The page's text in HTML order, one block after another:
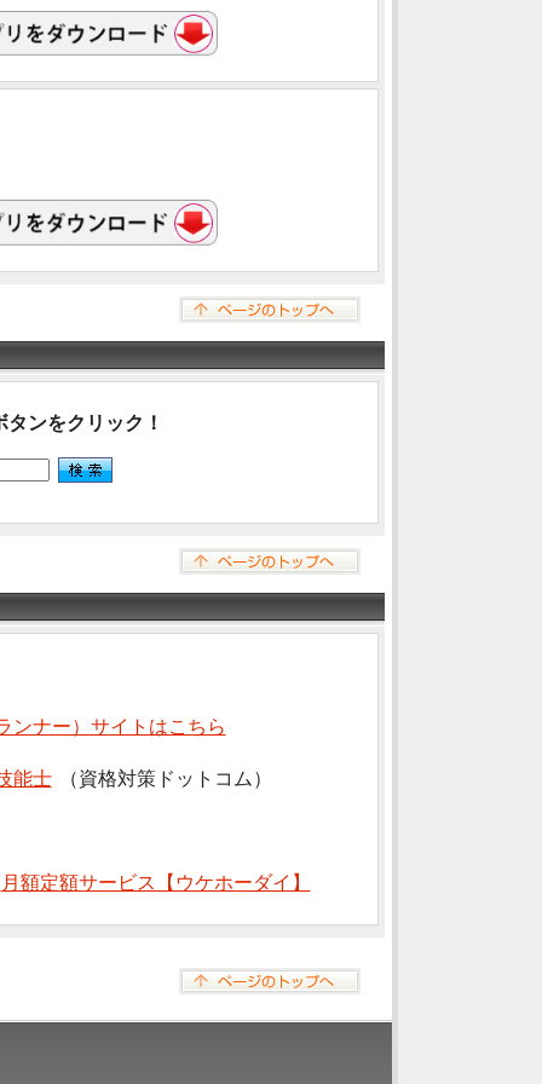
タンをクリック！
ンナー）サイトはこちら
能士 （資格対策ドットコム）
月額定額サービス【ウケホーダイ】